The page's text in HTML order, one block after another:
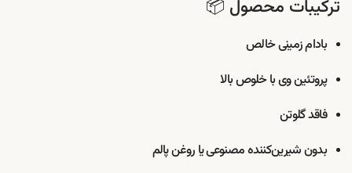
ترکیبات محصول 📦
بادام زمینی خالص
پروتئین وی با خلوص بالا
فاقد گلوتن
بدون شیرین‌کننده مصنوعی یا روغن پالم